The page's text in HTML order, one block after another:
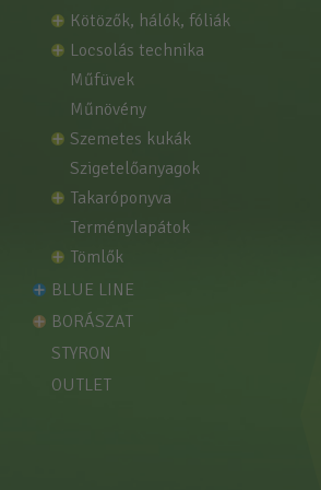
kötözők, hálók, fóliák
locsolás technika
műfüvek
műnövény
szemetes kukák
szigetelőanyagok
takaróponyva
terménylapátok
tömlők
BLUE LINE
BORÁSZAT
STYRON
OUTLET